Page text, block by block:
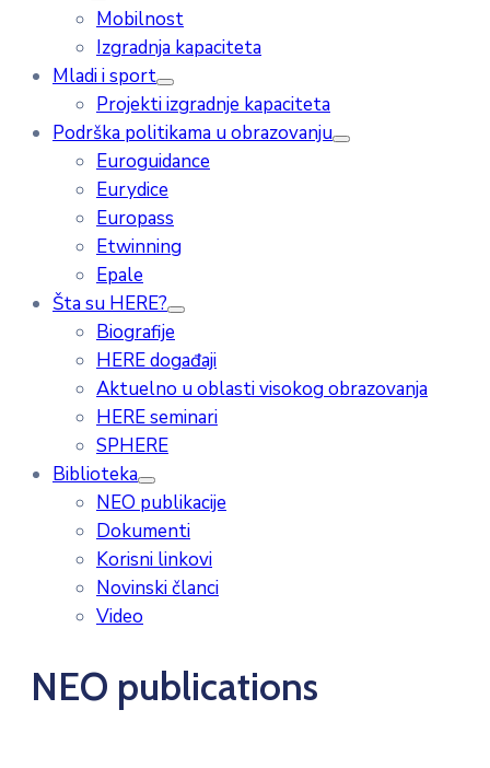
Mobilnost
Izgradnja kapaciteta
Mladi i sport
Projekti izgradnje kapaciteta
Podrška politikama u obrazovanju
Euroguidance
Eurydice
Europass
Etwinning
Epale
Šta su HERE?
Biografije
HERE događaji
Aktuelno u oblasti visokog obrazovanja
HERE seminari
SPHERE
Biblioteka
NEO publikacije
Dokumenti
Korisni linkovi
Novinski članci
Video
NEO publications